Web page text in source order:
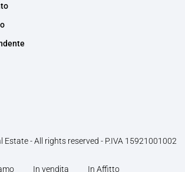
Estate - All rights reserved - P.IVA 15921001002
In vendita In Affitto